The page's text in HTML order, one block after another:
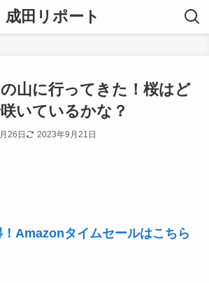
成田リポート
山に行ってきた！桜はど
いているかな？
26日 2023年9月21日
Amazonタイムセールはこちら